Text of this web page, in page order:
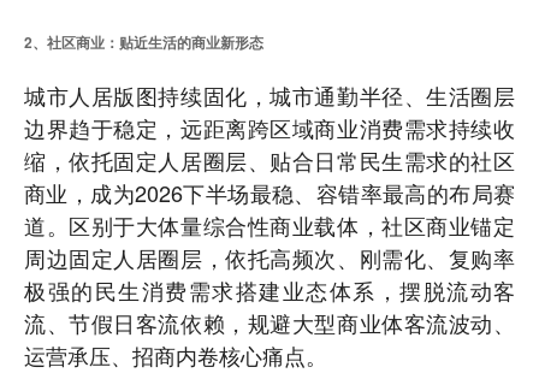
2、社区商业：贴近生活的商业新形态
城市人居版图持续固化，城市通勤半径、生活圈层
边界趋于稳定，远距离跨区域商业消费需求持续收
缩，依托固定人居圈层、贴合日常民生需求的社区
商业，成为2026下半场最稳、容错率最高的布局赛
道。区别于大体量综合性商业载体，社区商业锚定
周边固定人居圈层，依托高频次、刚需化、复购率
极强的民生消费需求搭建业态体系，摆脱流动客
流、节假日客流依赖，规避大型商业体客流波动、
运营承压、招商内卷核心痛点。